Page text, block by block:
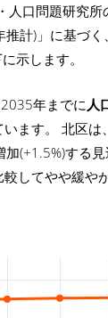
人口問題研究
計)」に基づ
示します。
年までに 人
います。 北区
(+1.5%)する見
較してやや緩や